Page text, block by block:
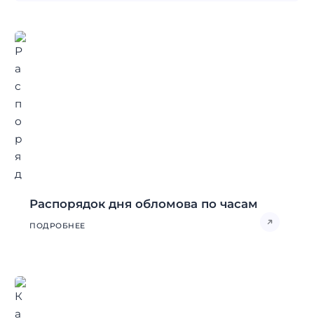
Распорядок дня обломова по часам
ПОДРОБНЕЕ